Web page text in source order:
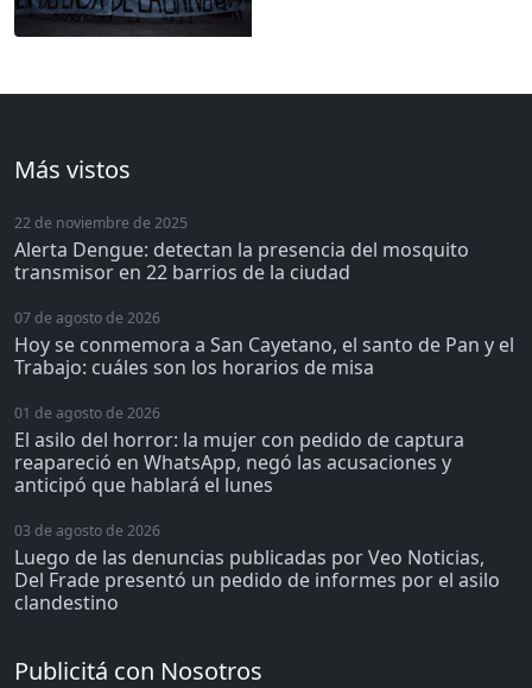
Más vistos
22 de noviembre de 2025
Alerta Dengue: detectan la presencia del mosquito
transmisor en 22 barrios de la ciudad
07 de agosto de 2026
Hoy se conmemora a San Cayetano, el santo de Pan y el
Trabajo: cuáles son los horarios de misa
01 de agosto de 2026
El asilo del horror: la mujer con pedido de captura
reapareció en WhatsApp, negó las acusaciones y
anticipó que hablará el lunes
03 de agosto de 2026
Luego de las denuncias publicadas por Veo Noticias,
Del Frade presentó un pedido de informes por el asilo
clandestino
Publicitá con Nosotros